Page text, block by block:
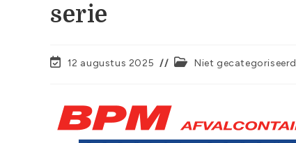
serie
12 augustus 2025 Niet gecategoriseerd